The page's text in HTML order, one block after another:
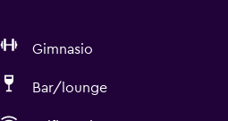
Gimnasio
Bar/lounge